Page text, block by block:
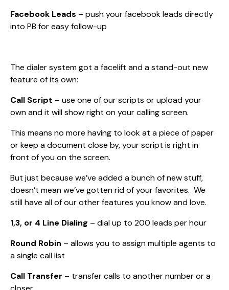
Facebook Leads – push your facebook leads directly
into PB for easy follow-up
The dialer system got a facelift and a stand-out new
feature of its own:
Call Script – use one of our scripts or upload your
own and it will show right on your calling screen.
This means no more having to look at a piece of paper
or keep a document close by, your script is right in
front of you on the screen.
But just because we’ve added a bunch of new stuff,
doesn’t mean we’ve gotten rid of your favorites. We
still have all of our other features you know and love.
1,3, or 4 Line Dialing – dial up to 200 leads per hour
Round Robin – allows you to assign multiple agents to
a single call list
Call Transfer – transfer calls to another number or a